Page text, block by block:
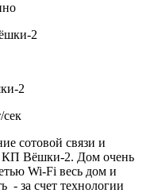
2
сотовой связи и
КП Вёшки-2. Дом очень
Wi-Fi весь дом и
- за счет технологии